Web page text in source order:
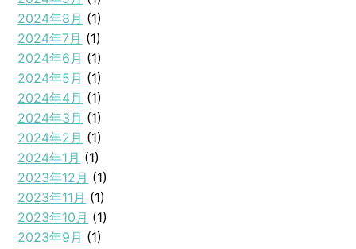
2024年8月 (1)
2024年7月 (1)
2024年6月 (1)
2024年5月 (1)
2024年4月 (1)
2024年3月 (1)
2024年2月 (1)
2024年1月 (1)
2023年12月 (1)
2023年11月 (1)
2023年10月 (1)
2023年9月 (1)